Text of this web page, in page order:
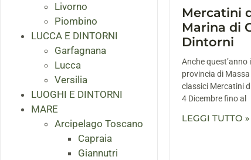
Livorno
Piombino
LUCCA E DINTORNI
Garfagnana
Lucca
Versilia
LUOGHI E DINTORNI
MARE
Arcipelago Toscano
Capraia
Giannutri
Mercatini
Marina di
Dintorni
Anche
provincia di
classici Mercatini
4 Dicembre fino al
LEGGI TUTTO »